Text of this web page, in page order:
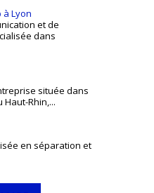
à Lyon
et de
dans
située dans
Rhin,...
en séparation et